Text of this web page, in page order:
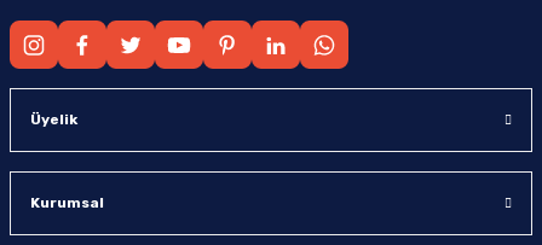
Üyelik
Kurumsal